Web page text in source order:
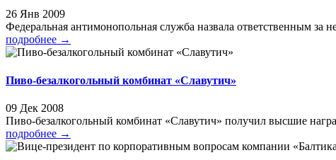
26 Янв 2009
Федеральная антимонопольная служба назвала ответственным за
подробнее →
Пиво-безалкогольный комбинат «Славутич»
09 Дек 2008
Пиво-безалкогольный комбинат «Славутич» получил высшие
подробнее →